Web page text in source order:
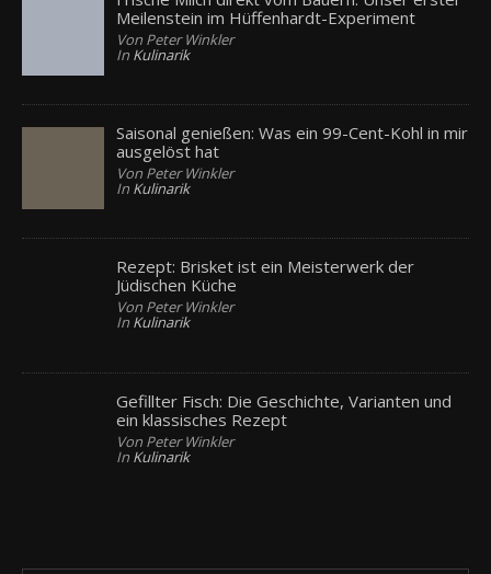
Meilenstein im Hüffenhardt-Experiment
Von Peter Winkler
In Kulinarik
Saisonal genießen: Was ein 99-Cent-Kohl in mir
ausgelöst hat
Von Peter Winkler
In Kulinarik
Rezept: Brisket ist ein Meisterwerk der
Jüdischen Küche
Von Peter Winkler
In Kulinarik
Gefillter Fisch: Die Geschichte, Varianten und
ein klassisches Rezept
Von Peter Winkler
In Kulinarik